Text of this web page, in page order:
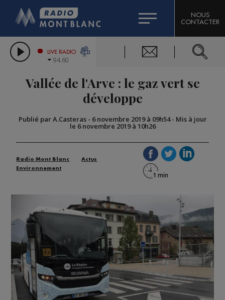
LES CHRONIQUES DE L'EXPERT
CITIZEN MACHINERY
GRAND MASSIF DOMAINES SKIABLES
BIGARD
COMPAGNIE DU MONT-BLANC
NOUS
CONTACTER
LIVE RADIO
94.60
Vallée de l'Arve : le gaz vert se
développe
Publié par A.Casteras- 6 novembre 2019 à 09h54- Mis à jour
le 6 novembre 2019 à 10h26
Radio Mont Blanc
Actus
Environnement